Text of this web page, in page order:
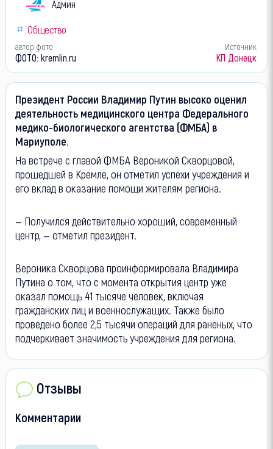
Админ
Общество
автор фото
ФОТО: kremlin.ru
Источник
КП Донецк
Президент России Владимир Путин высоко оценил
деятельность медицинского центра Федерального
медико-биологического агентства (ФМБА) в
Мариуполе.
На встрече с главой ФМБА Вероникой Скворцовой,
прошедшей в Кремле, он отметил успехи учреждения и
его вклад в оказание помощи жителям региона.
— Получился действительно хороший, современный
центр, — отметил президент.
Вероника Скворцова проинформировала Владимира
Путина о том, что с момента открытия центр уже
оказал помощь 41 тысяче человек, включая
гражданских лиц и военнослужащих. Также было
проведено более 2,5 тысячи операций для раненых, что
подчеркивает значимость учреждения для региона.
Отзывы
Комментарии